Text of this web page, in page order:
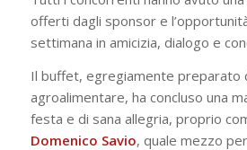
offerti dagli sponsor e
settimana in amicizia, dialogo e
Il buffet, egregiamente preparato
agroalimentare, ha concluso una
festa e di sana allegria, proprio
Domenico Savio, quale mezzo